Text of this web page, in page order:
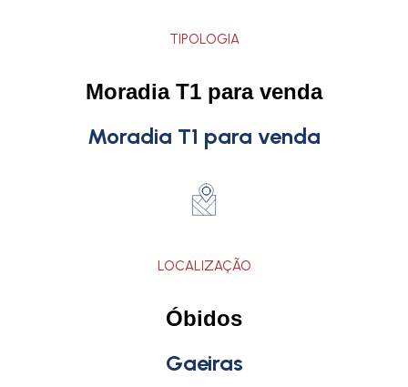
TIPOLOGIA
Moradia T1 para venda
Moradia T1 para venda
LOCALIZAÇÃO
Óbidos
Gaeiras